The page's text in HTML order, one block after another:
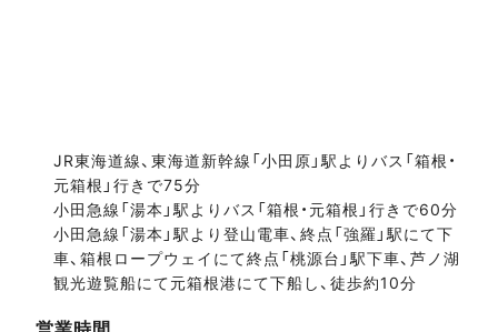
JR東海道線、東海道新幹線「小田原」駅よりバス「箱根・
元箱根」行きで75分
小田急線「湯本」駅よりバス「箱根・元箱根」行きで60分
小田急線「湯本」駅より登山電車、終点「強羅」駅にて下
車、箱根ロープウェイにて終点「桃源台」駅下車、芦ノ湖
観光遊覧船にて元箱根港にて下船し、徒歩約10分